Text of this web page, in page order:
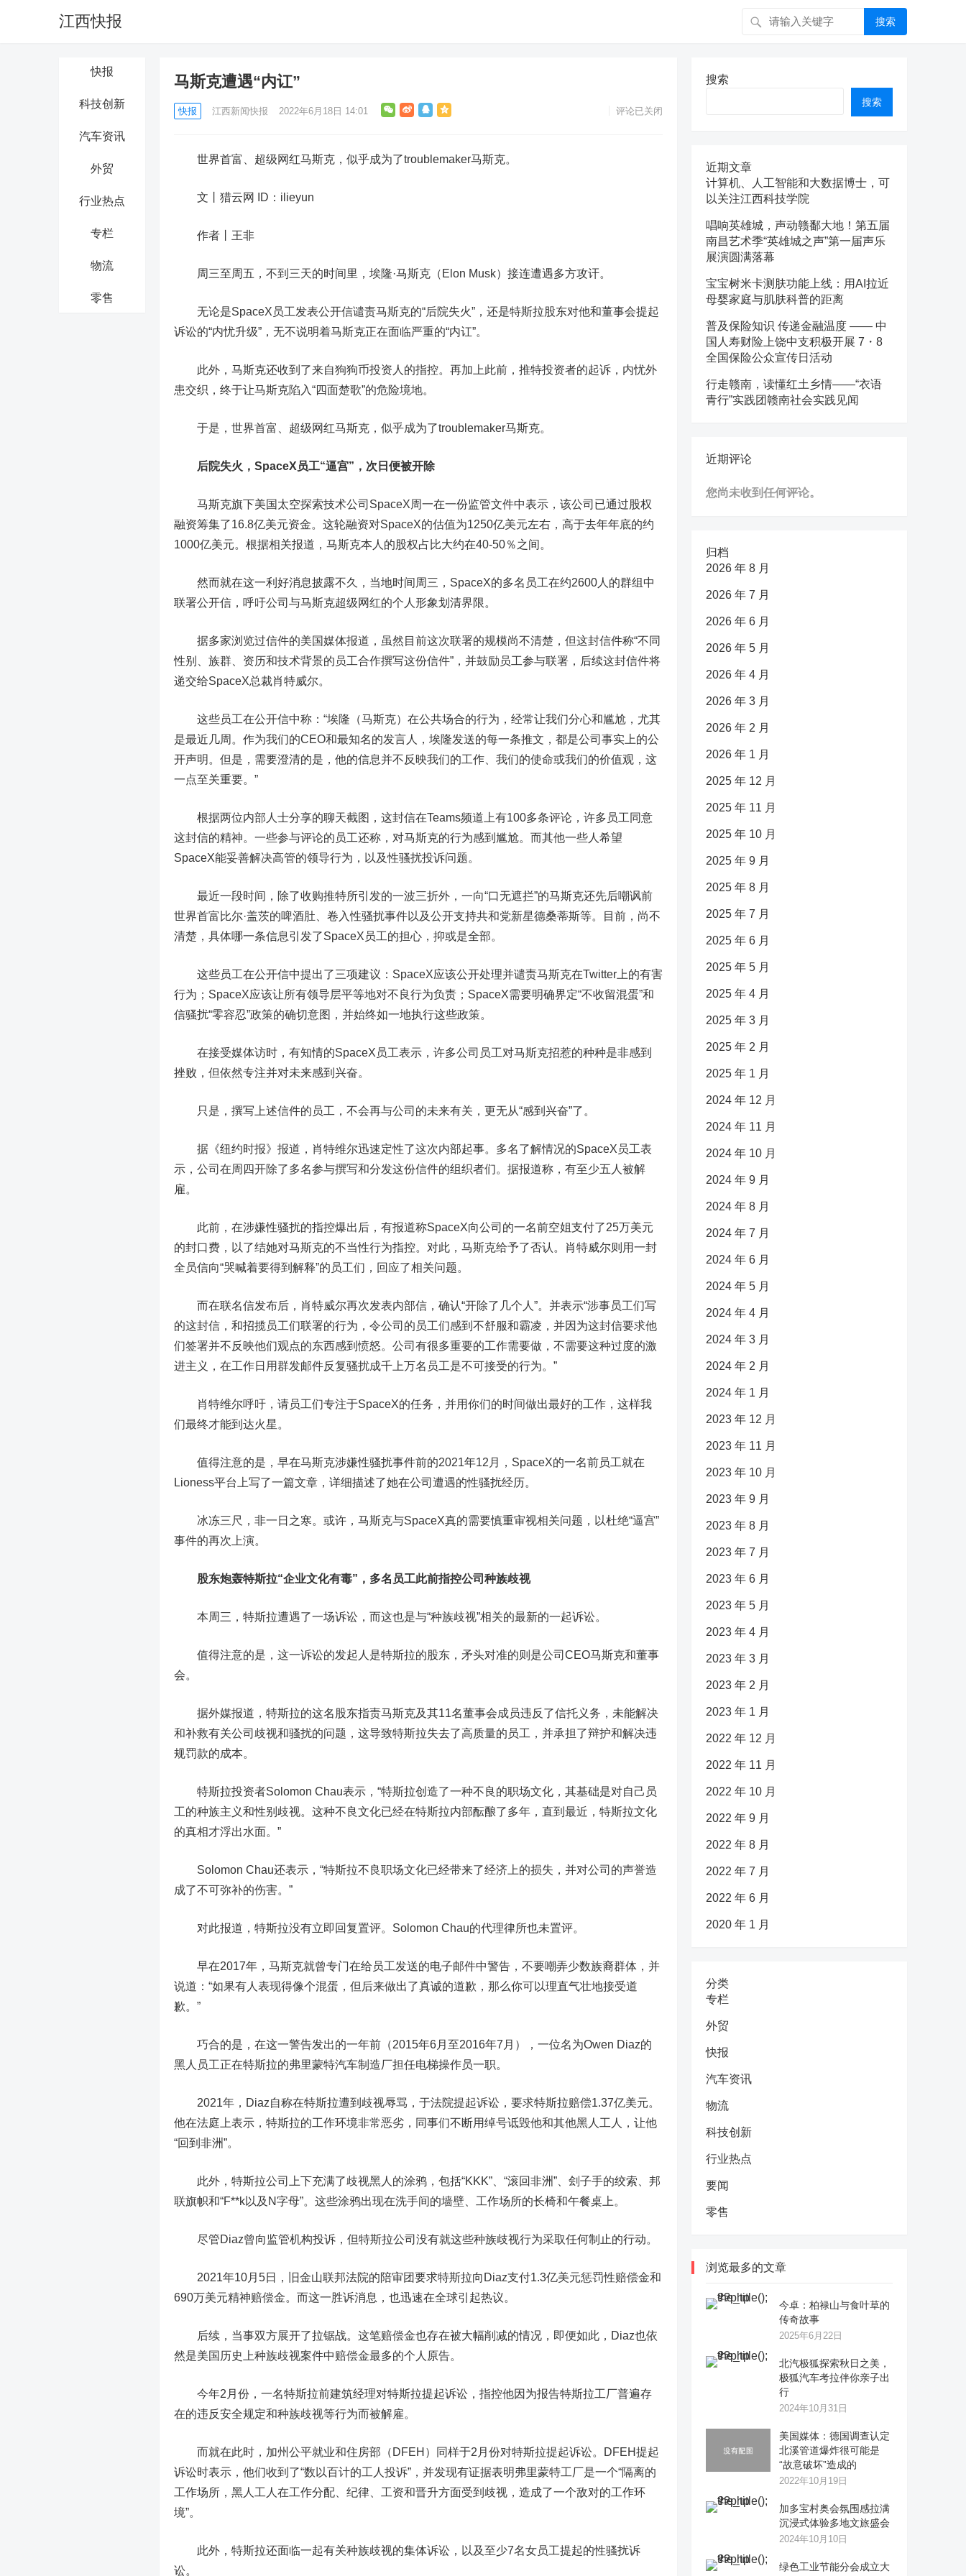
江西快报 搜索
快报
科技创新
汽车资讯
外贸
行业热点
专栏
物流
零售
马斯克遭遇“内讧”
快报 江西新闻快报 2022年6月18日 14:01 评论已关闭
世界首富、超级网红马斯克，似乎成为了troublemaker马斯克。
文丨猎云网 ID：ilieyun
作者丨王非
周三至周五，不到三天的时间里，埃隆·马斯克（Elon Musk）接连遭遇多方攻讦。
无论是SpaceX员工发表公开信谴责马斯克的“后院失火”，还是特斯拉 股东对他和董事会提起
诉讼的“内忧升级”，无不说明着马斯克正在面临严重的“内讧”。
此外，马斯克还收到了来自狗狗币投资人的指控。再加上此前，推特投资者的起诉，内忧外
患交织，终于让马斯克陷入“四面楚歌”的危险境地。
于是，世界首富、超级网红马斯克，似乎成为了troublemaker马斯克。
后院失火，SpaceX员工“逼宫”，次日便被开除
马斯克旗下美国太空探索技术公司SpaceX周一在一份监管文件中表示，该公司已通过股权
融资筹集了16.8亿美元资金。这轮融资对SpaceX的估值为1250亿美元左右，高于去年年底的约
1000亿美元。根据相关报道，马斯克本人的股权占比大约在40-50％之间。
然而就在这一利好消息披露不久，当地时间周三，SpaceX的多名员工在约2600人的群组中
联署公开信，呼吁公司与马斯克超级网红的个人形象划清界限。
据多家浏览过信件的美国媒体报道，虽然目前这次联署的规模尚不清楚，但这封信件称“不同
性别、族群、资历和技术背景的员工合作撰写这份信件”，并鼓励员工参与联署，后续这封信件将
递交给SpaceX总裁肖特威尔。
这些员工在公开信中称：“埃隆（马斯克）在公共场合的行为，经常让我们分心和尴尬，尤其
是最近几周。作为我们的CEO和最知名的发言人，埃隆发送的每一条推文，都是公司事实上的公
开声明。但是，需要澄清的是，他的信息并不反映我们的工作、我们的使命或我们的价值观，这
一点至关重要。”
根据两位内部人士分享的聊天截图，这封信在Teams频道上有100多条评论，许多员工同意
这封信的精神。一些参与评论的员工还称，对马斯克的行为感到尴尬。而其他一些人希望
SpaceX能妥善解决高管的领导行为，以及性骚扰投诉问题。
最近一段时间，除了收购推特所引发的一波三折外，一向“口无遮拦”的马斯克还先后嘲讽前
世界首富比尔·盖茨的啤酒肚、卷入性骚扰事件以及公开支持共和党新星德桑蒂斯等。目前，尚不
清楚，具体哪一条信息引发了SpaceX员工的担心，抑或是全部。
这些员工在公开信中提出了三项建议：SpaceX应该公开处理并谴责马斯克在Twitter 上的有害
行为；SpaceX应该让所有领导层平等地对不良行为负责；SpaceX需要明确界定“不收留混蛋”和
信骚扰“零容忍”政策的确切意图，并始终如一地执行这些政策。
在接受媒体访时，有知情的SpaceX员工表示，许多公司员工对马斯克招惹的种种是非感到
挫败，但依然专注并对未来感到兴奋。
只是，撰写上述信件的员工，不会再与公司的未来有关，更无从“感到兴奋”了。
据《纽约时报》报道，肖特维尔迅速定性了这次内部起事。多名了解情况的SpaceX员工表
示，公司在周四开除了多名参与撰写和分发这份信件的组织者们。据报道称，有至少五人被解
雇。
此前，在涉嫌性骚扰的指控爆出后，有报道称SpaceX向公司的一名前空姐支付了25万美元
的封口费，以了结她对马斯克的不当性行为指控。对此，马斯克给予了否认。肖特威尔则用一封
全员信向“哭喊着要得到解释”的员工们，回应了相关问题。
而在联名信发布后，肖特威尔再次发表内部信，确认“开除了几个人”。并表示“涉事员工们写
的这封信，和招揽员工们联署的行为，令公司的员工们感到不舒服和霸凌，并因为这封信要求他
们签署并不反映他们观点的东西感到愤怒。公司有很多重要的工作需要做，不需要这种过度的激
进主义，在工作日用群发邮件反复骚扰成千上万名员工是不可接受的行为。”
肖特维尔呼吁，请员工们专注于SpaceX的任务，并用你们的时间做出最好的工作，这样我
们最终才能到达火星。
值得注意的是，早在马斯克涉嫌性骚扰事件前的2021年12月，SpaceX的一名前员工就在
Lioness平台上写了一篇文章，详细描述了她在公司遭遇的性骚扰经历。
冰冻三尺，非一日之寒。或许，马斯克与SpaceX真的需要慎重审视相关问题，以杜绝“逼宫”
事件的再次上演。
股东炮轰特斯拉“企业文化有毒”，多名员工此前指控公司种族歧视
本周三，特斯拉遭遇了一场诉讼，而这也是与“种族歧视”相关的最新的一起诉讼。
值得注意的是，这一诉讼的发起人是特斯拉的股东，矛头对准的则是公司CEO马斯克和董事
会。
据外媒报道，特斯拉的这名股东指责马斯克及其11名董事会成员违反了信托义务，未能解决
和补救有关公司歧视和骚扰的问题，这导致特斯拉失去了高质量的员工，并承担了辩护和解决违
规罚款的成本。
特斯拉投资者Solomon Chau表示，“特斯拉创造了一种不良的职场文化，其基础是对自己员
工的种族主义和性别歧视。这种不良文化已经在特斯拉内部酝酿了多年，直到最近，特斯拉文化
的真相才浮出水面。”
Solomon Chau还表示，“特斯拉不良职场文化已经带来了经济上的损失，并对公司的声誉造
成了不可弥补的伤害。”
对此报道，特斯拉没有立即回复置评。Solomon Chau的代理律所也未置评。
早在2017年，马斯克就曾专门在给员工发送的电子邮件中警告，不要嘲弄少数族裔群体，并
说道：“如果有人表现得像个混蛋，但后来做出了真诚的道歉，那么你可以理直气壮地接受道
歉。”
巧合的是，在这一警告发出的一年前（2015年6月至2016年7月），一位名为Owen Diaz的
黑人员工正在特斯拉的弗里蒙特汽车制造厂担任电梯操作员一职。
2021年，Diaz自称在特斯拉遭到歧视辱骂，于法院提起诉讼，要求特斯拉赔偿1.37亿美元。
他在法庭上表示，特斯拉的工作环境非常恶劣，同事们不断用绰号诋毁他和其他黑人工人，让他
“回到非洲”。
此外，特斯拉公司上下充满了歧视黑人的涂鸦，包括“KKK”、“滚回非洲”、刽子手的绞索、邦
联旗帜和“F**k以及N字母”。这些涂鸦出现在洗手间的墙壁、工作场所的长椅和午餐桌上。
尽管Diaz曾向监管机构投诉，但特斯拉公司没有就这些种族歧视行为采取任何制止的行动。
2021年10月5日，旧金山联邦法院的陪审团要求特斯拉向Diaz支付1.3亿美元惩罚性赔偿金和
690万美元精神赔偿金。而这一胜诉消息，也迅速在全球引起热议。
后续，当事双方展开了拉锯战。这笔赔偿金也存在被大幅削减的情况，即便如此，Diaz也依
然是美国历史上种族歧视案件中赔偿金最多的个人原告。
今年2月份，一名特斯拉前建筑经理对特斯拉提起诉讼，指控他因为报告特斯拉工厂普遍存
在的违反安全规定和种族歧视等行为而被解雇。
而就在此时，加州公平就业和住房部（DFEH）同样于2月份对特斯拉提起诉讼。DFEH提起
诉讼时表示，他们收到了“数以百计的工人投诉”，并发现有证据表明弗里蒙特工厂是一个“隔离的
工作场所，黑人工人在工作分配、纪律、工资和晋升方面受到歧视，造成了一个敌对的工作环
境”。
此外，特斯拉还面临一起有关种族歧视的集体诉讼，以及至少7名女员工提起的性骚扰诉
讼。
搜索
搜索
近期文章
计算机、人工智能和大数据博士，可
以关注江西科技学院
唱响英雄城，声动赣鄱大地！第五届
南昌艺术季“英雄城之声”第一届声乐
展演圆满落幕
宝宝树米卡测肤功能上线：用AI拉近
母婴家庭与肌肤科普的距离
普及保险知识 传递金融温度 —— 中
国人寿财险上饶中支积极开展 7・8
全国保险公众宣传日活动
行走赣南，读懂红土乡情——“衣语
青行”实践团赣南社会实践见闻
近期评论
您尚未收到任何评论。
归档
2026 年 8 月
2026 年 7 月
2026 年 6 月
2026 年 5 月
2026 年 4 月
2026 年 3 月
2026 年 2 月
2026 年 1 月
2025 年 12 月
2025 年 11 月
2025 年 10 月
2025 年 9 月
2025 年 8 月
2025 年 7 月
2025 年 6 月
2025 年 5 月
2025 年 4 月
2025 年 3 月
2025 年 2 月
2025 年 1 月
2024 年 12 月
2024 年 11 月
2024 年 10 月
2024 年 9 月
2024 年 8 月
2024 年 7 月
2024 年 6 月
2024 年 5 月
2024 年 4 月
2024 年 3 月
2024 年 2 月
2024 年 1 月
2023 年 12 月
2023 年 11 月
2023 年 10 月
2023 年 9 月
2023 年 8 月
2023 年 7 月
2023 年 6 月
2023 年 5 月
2023 年 4 月
2023 年 3 月
2023 年 2 月
2023 年 1 月
2022 年 12 月
2022 年 11 月
2022 年 10 月
2022 年 9 月
2022 年 8 月
2022 年 7 月
2022 年 6 月
2020 年 1 月
分类
专栏
外贸
快报
汽车资讯
物流
科技创新
行业热点
要闻
零售
浏览最多的文章
今卓：柏禄山与食叶草的
传奇故事
2025年6月22日
​北汽极狐探索秋日之美，
极狐汽车考拉伴你亲子出
行
2024年10月31日
美国媒体：德国调查认定
北溪管道爆炸很可能是
“故意破坏”造成的
2022年10月19日
加多宝村奥会氛围感拉满
沉浸式体验多地文旅盛会
2024年10月10日
绿色工业节能分会成立大